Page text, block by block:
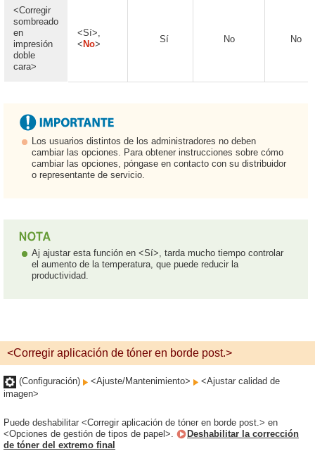
<Corregir
sombreado
en
impresión
doble
cara>
<Sí>,
< No> Sí No No
Los usuarios distintos de los administradores no deben
cambiar las opciones. Para obtener instrucciones sobre cómo
cambiar las opciones, póngase en contacto con su distribuidor
o representante de servicio.
Aj ajustar esta función en <Sí>, tarda mucho tiempo controlar
el aumento de la temperatura, que puede reducir la
productividad.
<Corregir aplicación de tóner en borde post.>
(Configuración) <Ajuste/Mantenimiento>
<Ajustar calidad de
imagen>
Puede deshabilitar <Corregir aplicación de tóner en borde post.> en
<Opciones de gestión de tipos de papel>.
Deshabilitar la corrección
de tóner del extremo final